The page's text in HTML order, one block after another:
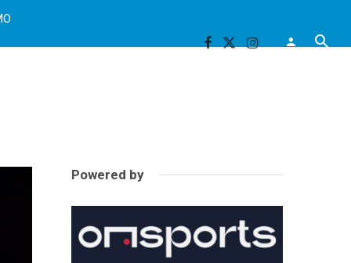
Powered by